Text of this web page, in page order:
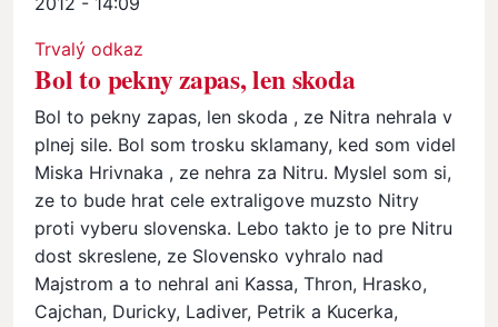
Trvalý odkaz
Bol to pekny zapas, len skoda
Bol to pekny zapas, len skoda , ze Nitra nehrala v
plnej sile. Bol som trosku sklamany, ked som videl
Miska Hrivnaka , ze nehra za Nitru. Myslel som si,
ze to bude hrat cele extraligove muzsto Nitry
proti vyberu slovenska. Lebo takto je to pre Nitru
dost skreslene, ze Slovensko vyhralo nad
Majstrom a to nehral ani Kassa, Thron, Hrasko,
Cajchan, Duricky, Ladiver, Petrik a Kucerka,